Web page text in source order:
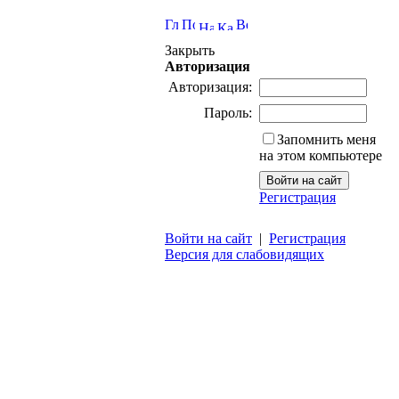
Закрыть
Авторизация
Авторизация:
Пароль:
Запомнить меня
на этом компьютере
Регистрация
Войти на сайт | Регистрация
Версия для слабовидящих